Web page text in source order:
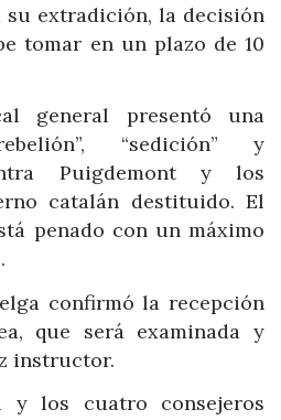
su extradición, la decisión
tomar en un plazo de 10
general presentó una
“sedición” y
Puigdemont y los
catalán destituido. El
penado con un máximo
confirmó la recepción
que será examinada y
instructor.
y los cuatro consejeros